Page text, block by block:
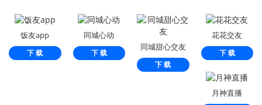
饭友app
下 载
同城心动
下 载
同城甜心交友
下 载
花花交友
下 载
月神直播